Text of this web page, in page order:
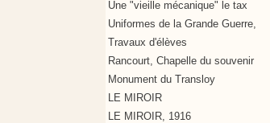
Une "vieille mécanique" le tax
Uniformes de la Grande Guerre,
Travaux d'élèves
Rancourt, Chapelle du souvenir
Monument du Transloy
LE MIROIR
LE MIROIR, 1916